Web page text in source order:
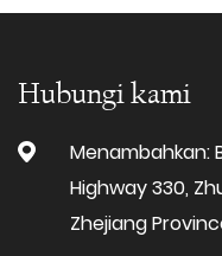
Hubungi kami
Menambahkan:
Highway 330,
Zhejiang